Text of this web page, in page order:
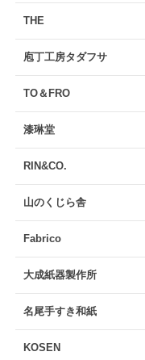
THE
庖丁工房タダフサ
TO＆FRO
漆琳堂
RIN&CO.
山のくじら舎
Fabrico
大成紙器製作所
名尾手すき和紙
KOSEN